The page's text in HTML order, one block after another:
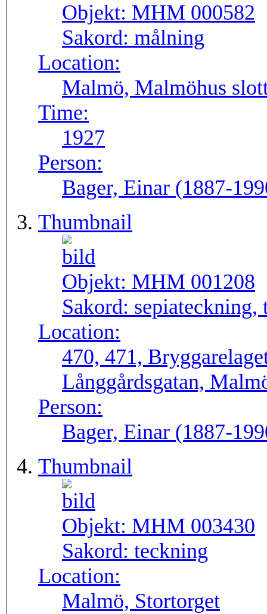
Objekt: MHM 000582
Sakord: målning
Location:
Malmö, Malmöhus
Time:
1927
Person:
Bager, Einar (1887-
Thumbnail
Objekt: MHM 001208
Sakord: sepiateckning,
Location:
470, 471,
Långgårdsgatan,
Person:
Bager, Einar (1887-
Thumbnail
Objekt: MHM 003430
Sakord: teckning
Location:
Malmö, Stortorget